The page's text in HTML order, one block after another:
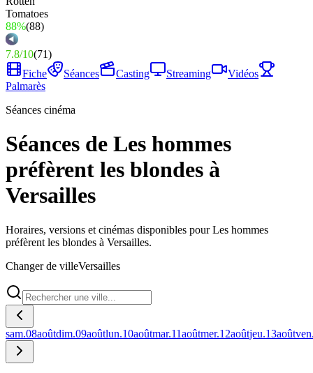
88%(88)
7.8/10(71)
Fiche
Séances Casting Streaming
Vidéos
Palmarès
Séances cinéma
Séances de Les hommes
préfèrent les blondes à
Versailles
Horaires, versions et cinémas disponibles pour Les hommes
préfèrent les blondes à Versailles.
Changer de villeVersailles
sam.08aoûtdim.09aoûtlun.10aoûtmar.11aoûtmer.12aoûtjeu.13août